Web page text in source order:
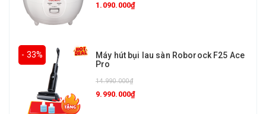
1.090.000₫
- 33%
Máy hút bụi lau sàn Roborock F25 Ace
Pro
14.990.000₫
9.990.000₫